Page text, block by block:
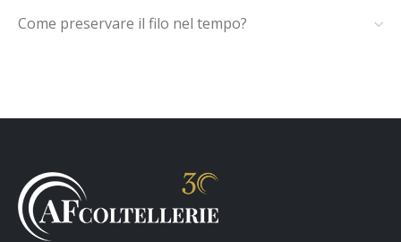
Come preservare il filo nel tempo?